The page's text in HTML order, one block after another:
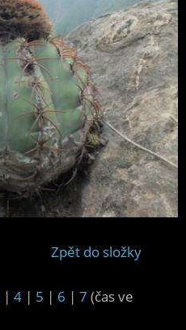
Zpět do složky
| 4 | 5 | 6 | 7 (čas ve